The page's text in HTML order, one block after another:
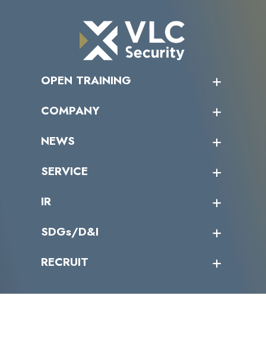
OPEN TRAINING
受講者の声
COMPANY
トップメッセージ
ミッション／ビジョン
パートナー企業一覧
NEWS
サイバーニュース
SERVICE
カテゴリー別サービス一覧
IR
IRカレンダー
IRライブラリー
株式情報
SDGs/D&I
当グループのマテリアリティ
SDGs推進体制
RECRUIT
募集職種一覧